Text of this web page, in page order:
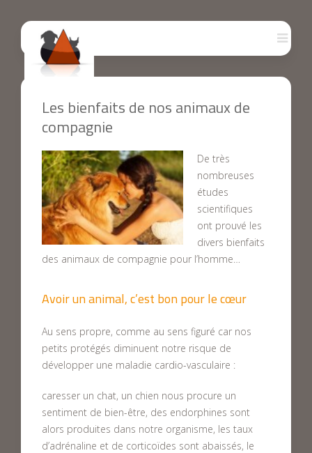
Les bienfaits de nos animaux de
compagnie
De très
nombreuses
études
scientifiques
ont prouvé les
divers bienfaits
des animaux de compagnie pour l’homme…
Avoir un animal, c’est bon pour le cœur
Au sens propre, comme au sens figuré car nos
petits protégés diminuent notre risque de
développer une maladie cardio-vasculaire :
caresser un chat, un chien nous procure un
sentiment de bien-être, des endorphines sont
alors produites dans notre organisme, les taux
d’adrénaline et de corticoïdes sont abaissés, le